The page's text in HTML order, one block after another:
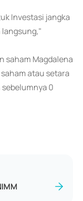
Investasi jangka
saham Magdalena
atau setara
0